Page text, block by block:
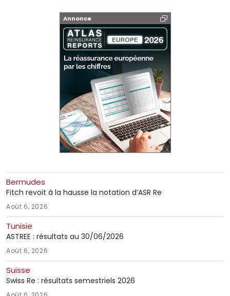
Annonce
Bermudes
Fitch revoit à la hausse la notation d’ASR Re
Août 6, 2026
Tunisie
ASTREE : résultats au 30/06/2026
Août 6, 2026
Suisse
Swiss Re : résultats semestriels 2026